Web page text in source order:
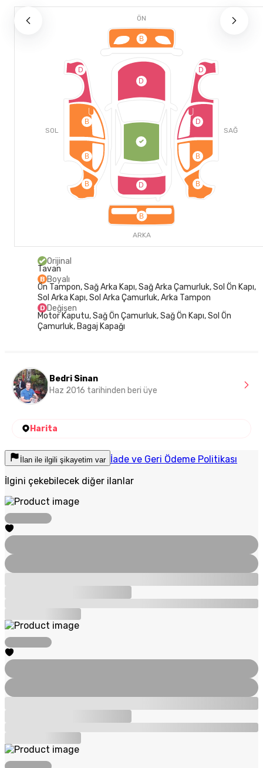
ÖN
B
SOL
D
B
B
B
D
D
D
D
B
B
SAĞ
B
ARKA
Orijinal
Tavan
B Boyalı
Ön Tampon, Sağ Arka Kapı, Sağ Arka Çamurluk, Sol Ön Kapı,
Sol Arka Kapı, Sol Arka Çamurluk, Arka Tampon
D Değişen
Motor Kaputu, Sağ Ön Çamurluk, Sağ Ön Kapı, Sol Ön
Çamurluk, Bagaj Kapağı
Bedri Sinan
Haz 2016 tarihinden beri üye
Harita
İlan ile ilgili şikayetim var İade ve Geri Ödeme Politikası
İlgini çekebilecek diğer ilanlar